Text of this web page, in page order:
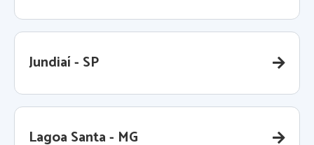
Jundiaí - SP
Lagoa Santa - MG